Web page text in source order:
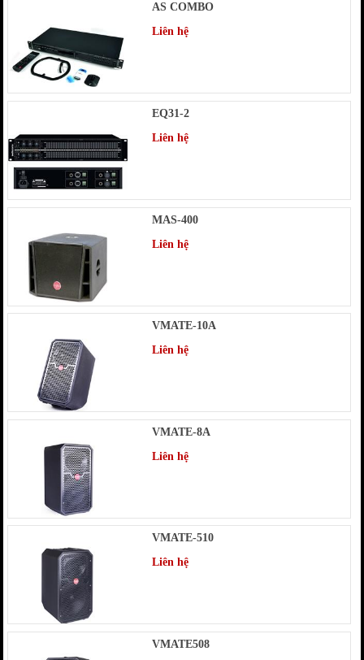
AS COMBO
Liên hệ
EQ31-2
Liên hệ
MAS-400
Liên hệ
VMATE-10A
Liên hệ
VMATE-8A
Liên hệ
VMATE-510
Liên hệ
VMATE508